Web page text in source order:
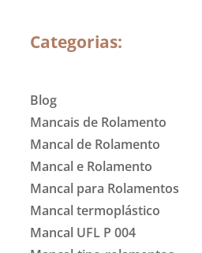
Categorias:
Blog
Mancais de Rolamento
Mancal de Rolamento
Mancal e Rolamento
Mancal para Rolamentos
Mancal termoplástico
Mancal UFL P 004